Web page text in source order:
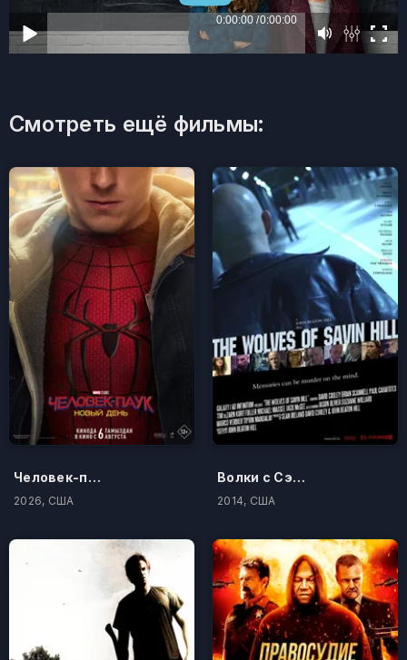
Смотреть ещё фильмы:
Человек-паук: Новый день
2026, США
Волки с Сэйвин-Хилл
2014, США